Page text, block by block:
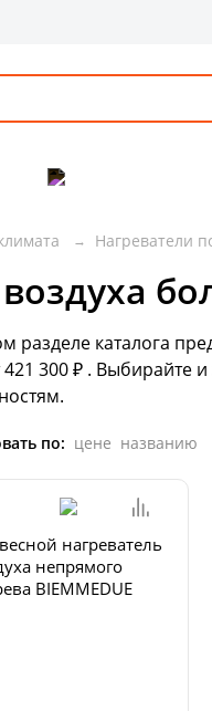
Нагреватели
разделе каталога
421 300 ₽ . Выбирайте
по: цене названию
нагреватель
непрямого
BIEMMEDUE